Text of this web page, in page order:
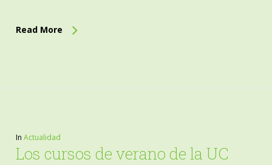
Read More
In Actualidad
Los cursos de verano de la UC